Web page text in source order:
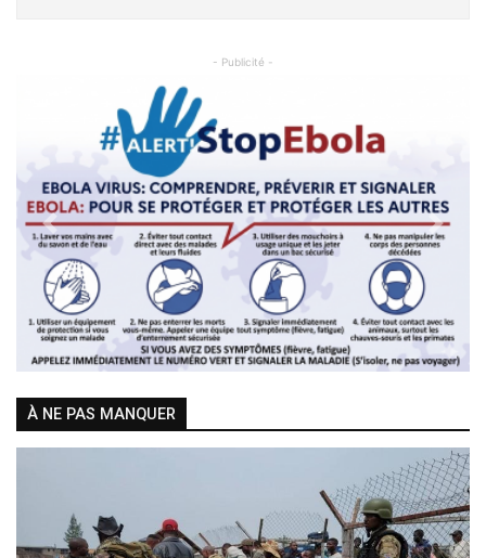
- Publicité -
Previous Next
À NE PAS MANQUER